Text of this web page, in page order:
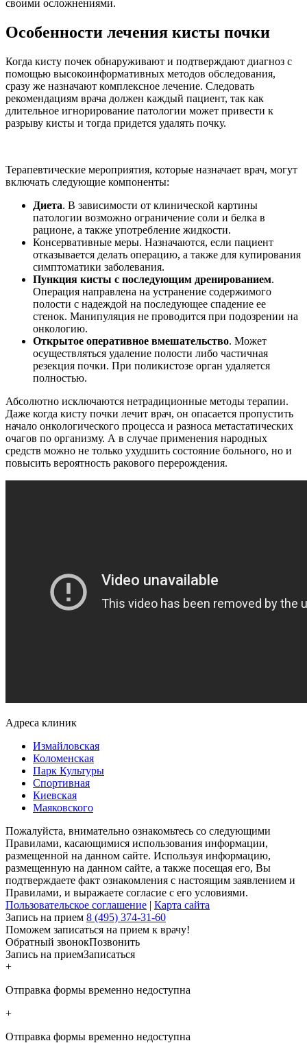
своими осложнениями.
Особенности лечения кисты почки
Когда кисту почек обнаруживают и подтверждают диагноз с
помощью высокоинформативных методов обследования,
сразу же назначают комплексное лечение. Следовать
рекомендациям врача должен каждый пациент, так как
длительное игнорирование патологии может привести к
разрыву кисты и тогда придется удалять почку.
Терапевтические мероприятия, которые назначает врач, могут
включать следующие компоненты:
Диета. В зависимости от клинической картины
патологии возможно ограничение соли и белка в
рационе, а также употребление жидкости.
Консервативные меры. Назначаются, если пациент
отказывается делать операцию, а также для купирования
симптоматики заболевания.
Пункция кисты с последующим дренированием.
Операция направлена на устранение содержимого
полости с надеждой на последующее спадение ее
стенок. Манипуляция не проводится при подозрении на
онкологию.
Открытое оперативное вмешательство. Может
осуществляться удаление полости либо частичная
резекция почки. При поликистозе орган удаляется
полностью.
Абсолютно исключаются нетрадиционные методы терапии.
Даже когда кисту почки лечит врач, он опасается пропустить
начало онкологического процесса и разноса метастатических
очагов по организму. А в случае применения народных
средств можно не только ухудшить состояние больного, но и
повысить вероятность ракового перерождения.
Адреса клиник
Измайловская
Коломенская
Парк Культуры
Спортивная
Киевская
Маяковского
Пожалуйста, внимательно ознакомьтесь со следующими
Правилами, касающимися использования информации,
размещенной на данном сайте. Используя информацию,
размещенную на данном сайте, а также посещая его, Вы
подтверждаете факт ознакомления с настоящим заявлением и
Правилами, и выражаете согласие с его условиями.
Пользовательское соглашение | Карта сайта
Запись на прием 8 (495) 374-31-60
Поможем записаться на прием к врачу!
Обратный звонокПозвонить
Запись на приемЗаписаться
+
Отправка формы временно недоступна
+
Отправка формы временно недоступна